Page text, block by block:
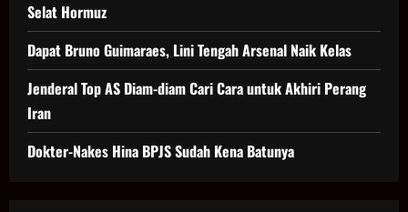
Selat Hormuz
Dapat Bruno Guimaraes, Lini Tengah Arsenal Naik Kelas
Jenderal Top AS Diam-diam Cari Cara untuk Akhiri Perang
Iran
Dokter-Nakes Hina BPJS Sudah Kena Batunya